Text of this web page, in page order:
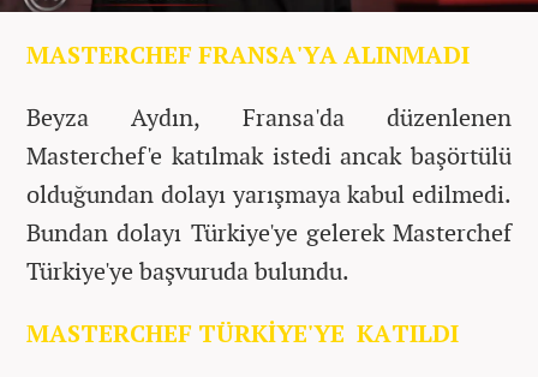
MASTERCHEF FRANSA'YA ALINMADI
Beyza Aydın, Fransa'da düzenlenen
Masterchef'e katılmak istedi ancak başörtülü
olduğundan dolayı yarışmaya kabul edilmedi.
Bundan dolayı Türkiye'ye gelerek Masterchef
Türkiye'ye başvuruda bulundu.
MASTERCHEF TÜRKİYE'YE KATILDI